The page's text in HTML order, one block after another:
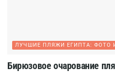
ЛУЧШИЕ ПЛЯЖИ ЕГИПТА: ФОТО
Бирюзовое очарование